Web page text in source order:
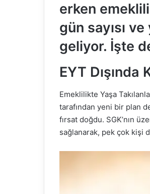
erken
gün sayısı
geliyor. İşte
EYT
Emeklilikte Yaşa
tarafından yeni bir plan
fırsat doğdu. SGK’nın
sağlanarak, pek çok kişi